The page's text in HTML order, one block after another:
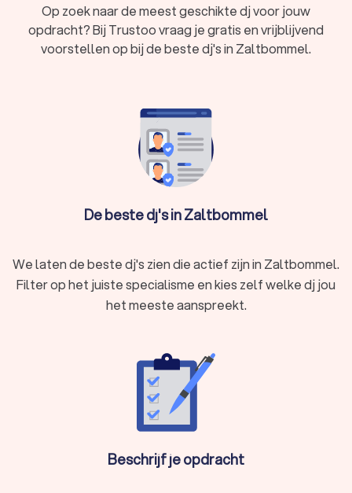
afspeelt om de perfecte sfeer te creëren op jouw
evenement. Of het nu gaat om een dj huren voor een feest,
verjaardag, bruiloft, bedrijfsfeest of festival, een dj in
schakelen naadloos tussen verschillende muziekstijlen.
Het inhuren van een dj voor een feest in Zaltbommel biedt
talloze voordelen. Je hebt niet alleen toegang tot een breed
scala aan muziek, maar ook tot de technische vaardigheden
die nodig zijn om een feest tot leven te brengen. Een goede
de dansvloer op peil blijft.
Wat doet een dj in Zaltbommel precies?
Een dj in Zaltbommel doet veel meer dan alleen muziek
draaien. Hier zijn enkele taken die een dj uitvoert:
op basis van jouw voorkeuren en de
dj’s in Zaltbommel zorgen voor vloeiende
overgangen tussen nummers, zodat de dansvloer
een goede dj in Zaltbommel speelt in op
de reacties van het publiek en past de muziekkeuze aan
Techniek beheren:dj’s nemen vaak hun eigen apparatuur
Op zoek naar de meest geschikte dj voor jouw
opdracht? Bij Trustoo vraag je gratis en vrijblijvend
voorstellen op bij de beste dj's in Zaltbommel.
De beste dj's in Zaltbommel
We laten de beste dj's zien die actief zijn in Zaltbommel.
Filter op het juiste specialisme en kies zelf welke dj jou
het meeste aanspreekt.
Beschrijf je opdracht